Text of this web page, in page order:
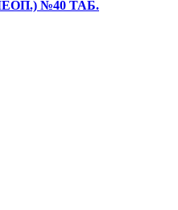
№40 ТАБ.